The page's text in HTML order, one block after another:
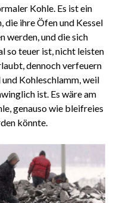
Kohle. Es ist ein
ihre Öfen und Kessel
werden, und die sich
so teuer ist, nicht leisten
dennoch verfeuern
Kohleschlamm, weil
ist. Es wäre am
genauso wie bleifreies
könnte.